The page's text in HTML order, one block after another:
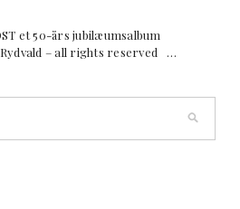
et 50-års jubilæumsalbum
– all rights reserved …